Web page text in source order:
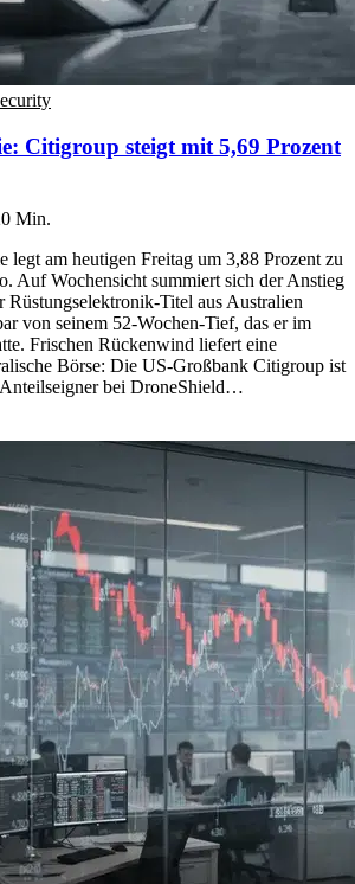
Citigroup steigt mit 5,69 Prozent
Min.
am heutigen Freitag um 3,88 Prozent zu
Auf Wochensicht summiert sich der Anstieg
Rüstungselektronik-Titel aus Australien
von seinem 52-Wochen-Tief, das er im
Frischen Rückenwind liefert eine
Börse: Die US-Großbank Citigroup ist
Anteilseigner bei DroneShield…